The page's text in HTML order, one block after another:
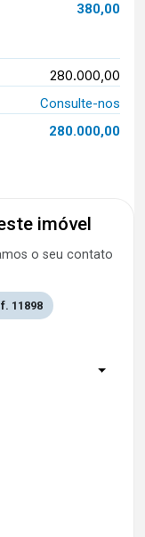
380,00
280.000,00
Consulte-nos
280.000,00
imóvel
o seu contato
11898